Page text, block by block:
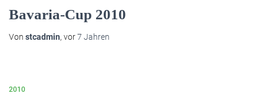
Bavaria-Cup 2010
Von stcadmin, vor7 Jahren
2010